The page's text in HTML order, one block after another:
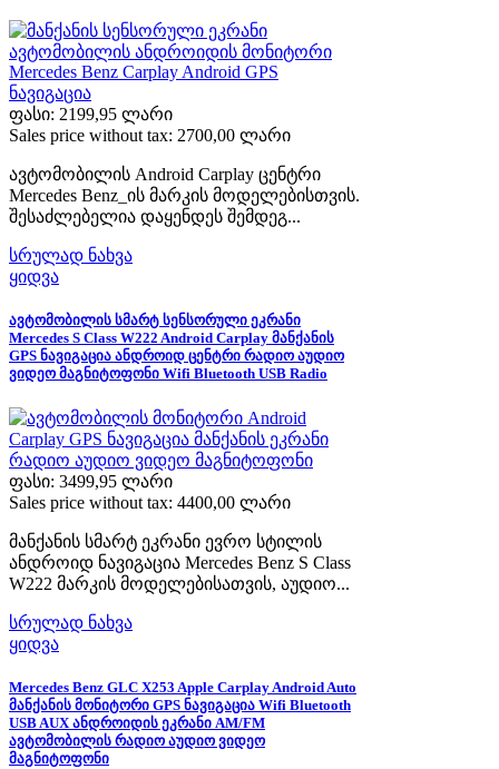
ფასი: 2199,95 ლარი
Sales price without tax: 2700,00 ლარი
ავტომობილის Android Carplay ცენტრი
Mercedes Benz_ის მარკის მოდელებისთვის.
შესაძლებელია დაყენდეს შემდეგ...
სრულად ნახვა
ყიდვა
ავტომობილის სმარტ სენსორული ეკრანი
Mercedes S Class W222 Android Carplay მანქანის
GPS ნავიგაცია ანდროიდ ცენტრი რადიო აუდიო
ვიდეო მაგნიტოფონი Wifi Bluetooth USB Radio
ფასი: 3499,95 ლარი
Sales price without tax: 4400,00 ლარი
მანქანის სმარტ ეკრანი ევრო სტილის
ანდროიდ ნავიგაცია Mercedes Benz S Class
W222 მარკის მოდელებისათვის, აუდიო...
სრულად ნახვა
ყიდვა
Mercedes Benz GLC X253 Apple Carplay Android Auto
მანქანის მონიტორი GPS ნავიგაცია Wifi Bluetooth
USB AUX ანდროიდის ეკრანი AM/FM
ავტომობილის რადიო აუდიო ვიდეო
მაგნიტოფონი